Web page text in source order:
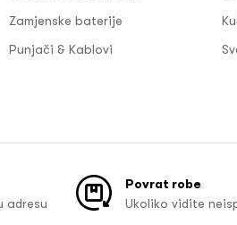
Zamjenske baterije
Punjači & Kablovi
adresu
Povrat robe
Ukoliko vidite